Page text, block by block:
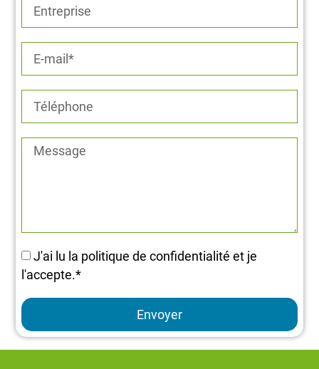
J'ai lu la politique de confidentialité et je
l'accepte.*
Envoyer